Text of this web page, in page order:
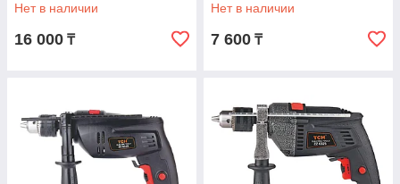
Нет в наличии
16 000 ₸
Нет в наличии
7 600 ₸